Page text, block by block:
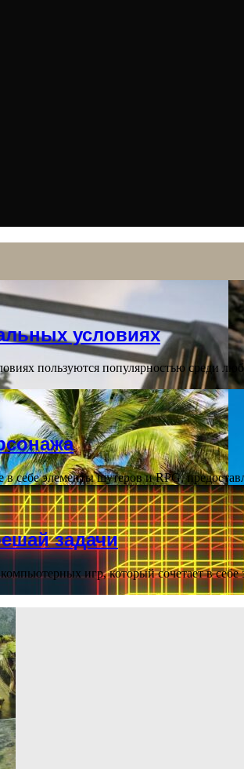
условиях
пользуются популярностью среди
себе элементы шутеров и RPG,
задачи
игр, который сочетает в